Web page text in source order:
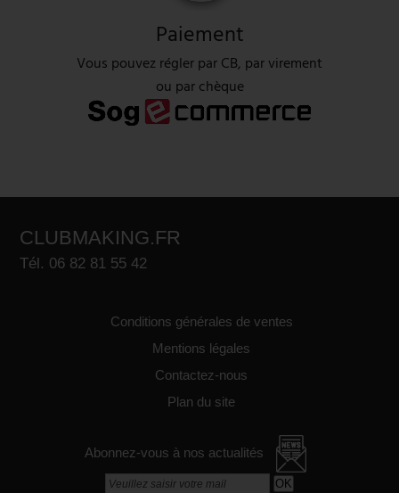
Paiement
Vous pouvez régler par CB, par virement
ou par chèque
CLUBMAKING.FR
Tél. 06 82 81 55 42
Conditions générales de ventes
Mentions légales
Contactez-nous
Plan du site
Abonnez-vous à nos actualités